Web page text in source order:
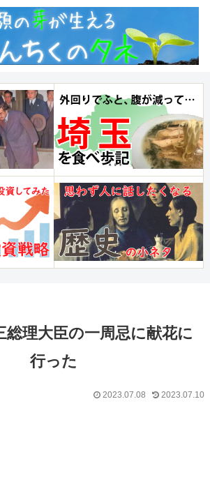
総理大臣の一周忌に献花に
行った
2023.07.08 2023.07.10